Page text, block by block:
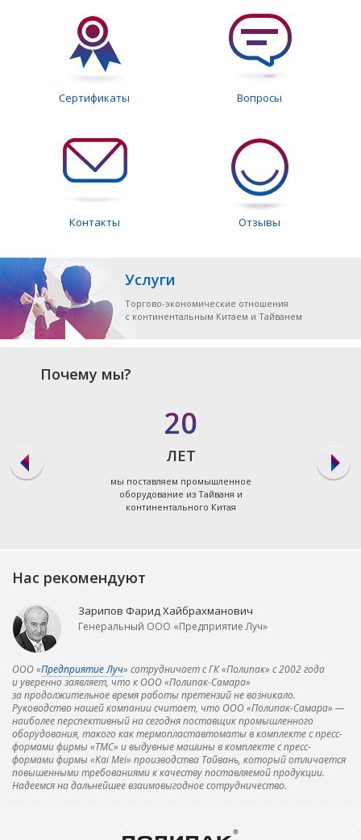
Сертификаты Вопросы
Контакты Отзывы
Услуги
Торгово-экономические отношения
с континентальным Китаем и Тайванем
Почему мы?
20
ЛЕТ
мы поставляем промышленное
оборудование из Тайваня и
континентального Китая
Нас рекомендуют
Зарипов Фарид Хайбрахманович
Генеральный ООО «Предприятие Луч»
ООО «Предприятие Луч» сотрудничает с ГК «Полипак» с 2002 года
и уверенно заявляет, что к ООО «Полипак-Самара»
за продолжительное время работы претензий не возникало.
Руководство нашей компании считает, что ООО «Полипак-Самара» —
наиболее перспективный на сегодня поставщик промышленного
оборудования, такого как термопластавтоматы в комплекте с пресс-
формами фирмы «ТМС» и выдувные машины в комплекте с пресс-
формами фирмы «Kai Mei» производства Тайвань, который отличается
повышенными требованиями к качеству поставляемой продукции.
Надеемся на дальнейшее взаимовыгодное сотрудничество.